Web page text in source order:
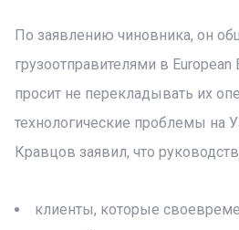
По заявлению чиновника, он
грузоотправителями в
просит не перекладывать их
технологические проблемы на
Кравцов заявил, что
клиенты, которые